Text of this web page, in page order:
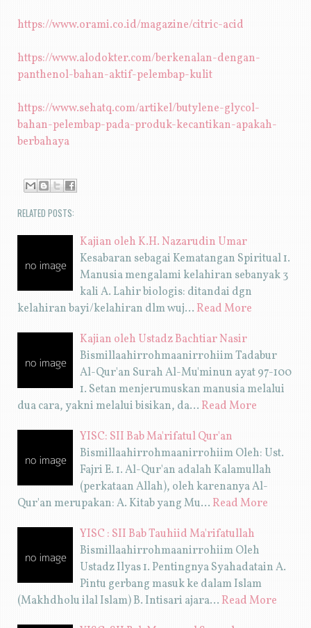
https://www.orami.co.id/magazine/citric-acid
https://www.alodokter.com/berkenalan-dengan-
panthenol-bahan-aktif-pelembap-kulit
https://www.sehatq.com/artikel/butylene-glycol-
bahan-pelembap-pada-produk-kecantikan-apakah-
berbahaya
RELATED POSTS:
Kajian oleh K.H. Nazarudin Umar
Kesabaran sebagai Kematangan Spiritual 1.
Manusia mengalami kelahiran sebanyak 3
kali A. Lahir biologis: ditandai dgn
kelahiran bayi/kelahiran dlm wuj… Read More
Kajian oleh Ustadz Bachtiar Nasir
Bismillaahirrohmaanirrohiim Tadabur
Al-Qur'an Surah Al-Mu'minun ayat 97-100
1. Setan menjerumuskan manusia melalui
dua cara, yakni melalui bisikan, da… Read More
YISC: SII Bab Ma'rifatul Qur'an
Bismillaahirrohmaanirrohiim Oleh: Ust.
Fajri E. 1. Al-Qur'an adalah Kalamullah
(perkataan Allah), oleh karenanya Al-
Qur'an merupakan: A. Kitab yang Mu… Read More
YISC : SII Bab Tauhiid Ma'rifatullah
Bismillaahirrohmaanirrohiim Oleh
Ustadz Ilyas 1. Pentingnya Syahadatain A.
Pintu gerbang masuk ke dalam Islam
(Makhdholu ilal Islam) B. Intisari ajara… Read More